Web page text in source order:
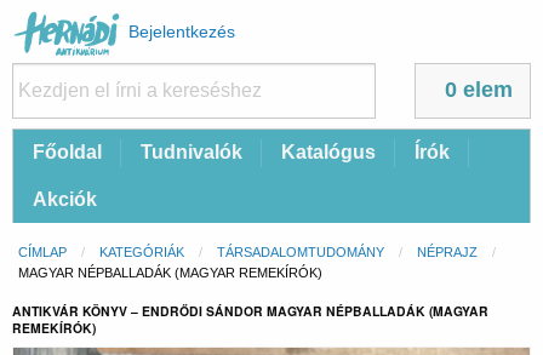
Felhasználói
fiók
menüje
Bejelentkezés
0 elem
FőFőoldal Tudnivalók Katalógus Írók
Akciók
Morzsa
CÍMLAP KATEGÓRIÁK TÁRSADALOMTUDOMÁNY
NÉPRAJZ
CURRENT:
MAGYAR NÉPBALLADÁK (MAGYAR REMEKÍRÓK)
ANTIKVÁR KÖNYV – ENDRŐDI SÁNDOR MAGYAR NÉPBALLADÁK (MAGYAR
REMEKÍRÓK)